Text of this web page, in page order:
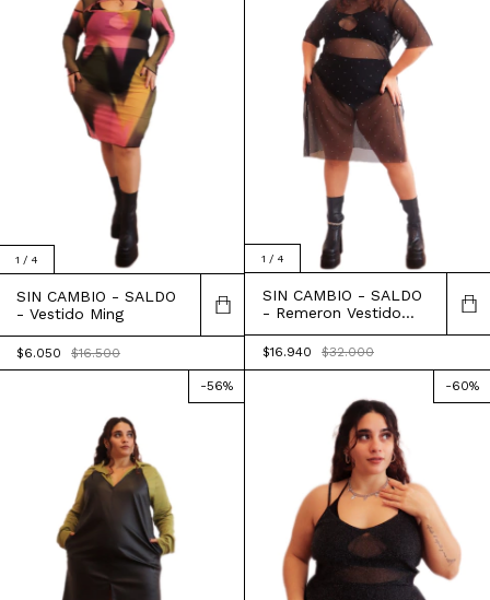
1 / 4
SIN CAMBIO - SALDO
- Vestido Ming
$6.050 $16.500
1 / 4
SIN CAMBIO - SALDO
- Remeron Vestido
Duquesa
$16.940 $32.000
-56% -60%